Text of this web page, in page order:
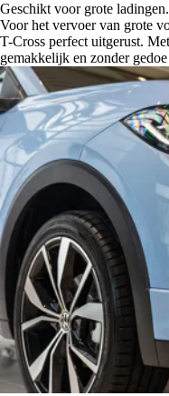
Geschikt voor grote ladingen.
Voor het vervoer van grote
T-Cross perfect uitgerust.
gemakkelijk en zonder